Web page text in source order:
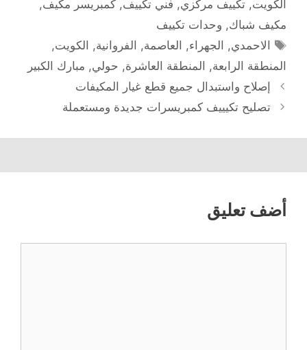
الكويت, تكييف مركزي, فني تكييف, كمبريسر مكيف,
مكيف شباك, وحدات تكييف
الوسوم
الاحمدي, الجهراء, العاصمة, الفروانية, الكويت,
المنطقة الرابعة, المنطقة العاشرة, حولي, مبارك الكبير
إصلاح واستبدال جميع قطع غيار المكيفات
تصليح تكيييف كمبريسرات جديدة ومستعملة
أضف تعليق